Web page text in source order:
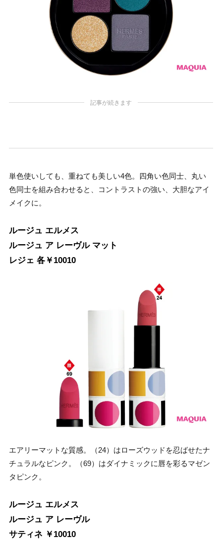
記事が続きます
単色使いしても、重ねても美しい4色。四角い色同士、丸い
色同士を組み合わせると、コントラストの強い、大胆なアイ
メイクに。
ルージュ エルメス
ルージュ ア レーヴル マット
レジェ 各￥10010
エアリーマットな質感。（24）はローズウッドを忍ばせたナ
チュラルなピンク。（69）はダイナミックに唇を彩るマゼン
タピンク。
ルージュ エルメス
ルージュ ア レーヴル
サティネ ￥10010